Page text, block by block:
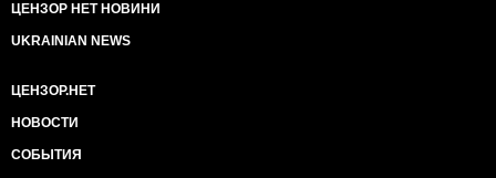
ЦЕНЗОР НЕТ НОВИНИ
UKRAINIAN NEWS
ЦЕНЗОР.НЕТ
НОВОСТИ
СОБЫТИЯ